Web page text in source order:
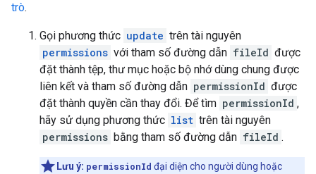
trò.
Gọi phương thức update trên tài nguyên
permissions với tham số đường dẫn fileId được
đặt thành tệp, thư mục hoặc bộ nhớ dùng chung được
liên kết và tham số đường dẫn permissionId được
đặt thành quyền cần thay đổi. Để tìm permissionId ,
hãy sử dụng phương thức list trên tài nguyên
permissions bằng tham số đường dẫn fileId .
Lưu ý: permissionId đại diện cho người dùng hoặc